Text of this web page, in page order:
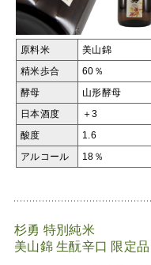
原料米 美山錦
精米歩合 60％
酵母 山形酵母
日本酒度 ＋3
酸度 1.6
アルコール 18％
杉勇 特別純米
美山錦 生酛辛口 限定品